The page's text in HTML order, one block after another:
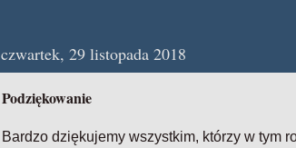
czwartek, 29 listopada 2018
Podziękowanie
Bardzo dziękujemy wszystkim, którzy w tym